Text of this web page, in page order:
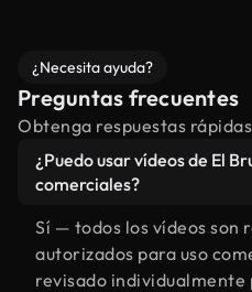
¿Necesita ayuda?
Preguntas frecuentes
Obtenga respuestas
¿Puedo usar vídeos de El
comerciales?
Sí — todos los vídeos son
autorizados para uso
revisado individualmente